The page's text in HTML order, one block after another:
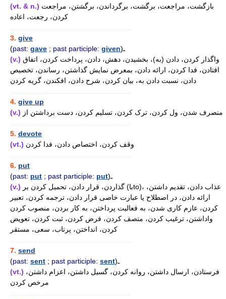
(vt. & n.)
کردن، رجعت، اعاده
3. give
(past: gave ; past participle: given )ـ
(v.)
افتادن، فدا کردن، ارائه دادن، بمعرض نمایش گذاشتن، رساندن، تخصیص
دادن، نسبت دادن به، بیان کردن، شرح دادن، افکندن، گریه کردن
4. give up
(v.) منصرف شدن، ول کردن، ترک کردن، تسلیم کردن، دست برداشتن از
5. devote
(vt.) وقف کردن، اختصاص دادن، فدا کردن
6. put
(past: put ; past participle: put )ـ
(v.)
ارائه دادن، در اصطلاح یا عبارت خاصی قرار دادن، ترجمه کردن، تعبیر
کردن، عازم کاری شدن، به فعالیت پرداختن، به کار بردن، منصوب کردن
واداشتن، ترغیب کردن، متصف کردن، فرض کردن، ثبت کردن، تعویض
کردن، انداختن، پرتاب، سعی، مستقر
7. send
(past: sent ; past participle: sent )ـ
(vt.)
مرخص کردن